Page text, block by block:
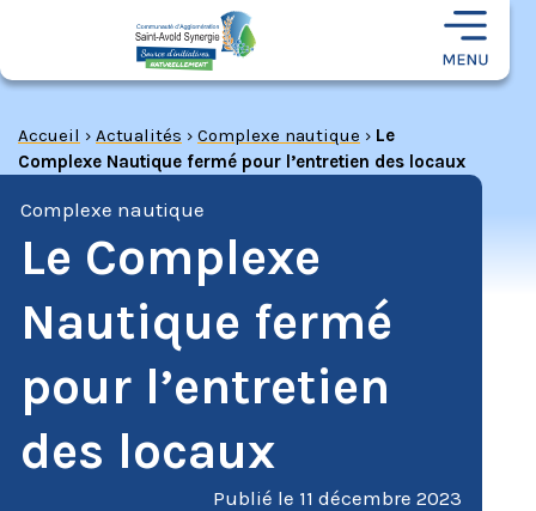
Accueil › Actualités › Complexe nautique › Le
Complexe Nautique fermé pour l’entretien des locaux
Complexe nautique
Le Complexe
Nautique fermé
pour l’entretien
des locaux
Publié le 11 décembre 2023